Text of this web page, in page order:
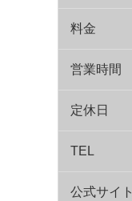
料金
営業時間
定休日
TEL
公式サイト